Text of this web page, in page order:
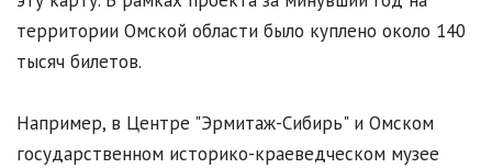
территории Омской области было куплено около 140
тысяч билетов.
Например, в Центре "Эрмитаж-Сибирь" и Омском
государственном историко-краеведческом музее